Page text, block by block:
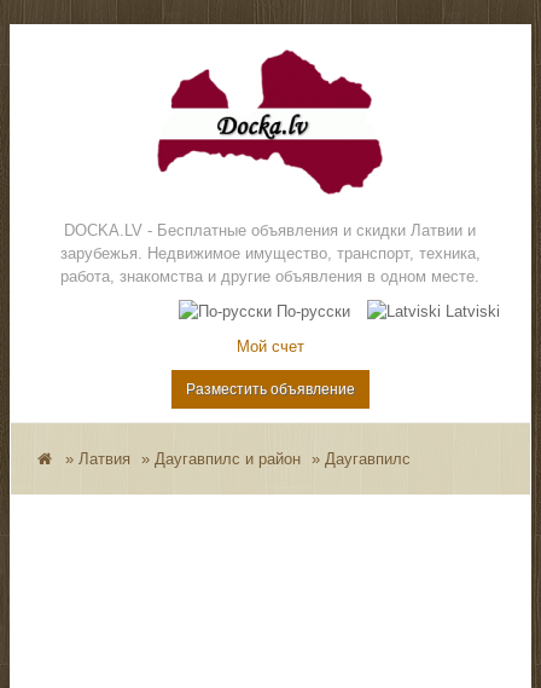
DOCKA.LV - Бесплатные объявления и скидки Латвии и
зарубежья. Недвижимое имущество, транспорт, техника,
работа, знакомства и другие объявления в одном месте.
По-русски
Latviski
Мой счет
Разместить объявление
»Латвия »Даугавпилс и район »Даугавпилс